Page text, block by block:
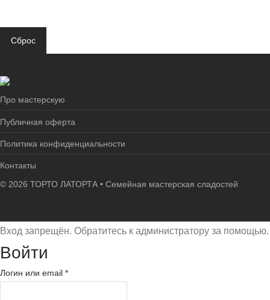
Сброс
Про мастерскую
Публичная оферта
Политика конфиденциальности
Контакты
© 2026 ТОРТО ЛАТОРТА • Семейная мастерская сладостей
Вход запрещён. Обратитесь к администратору за помощью.
Войти
Логин или email *